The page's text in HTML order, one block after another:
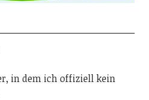
in dem ich offiziell kein